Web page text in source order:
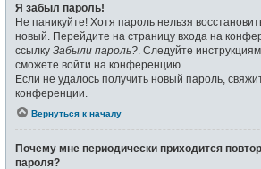
Я забыл пароль!
Не паникуйте! Хотя пароль нельзя
новый. Перейдите на страницу входа на
ссылку Забыли пароль? . Следуйте
сможете войти на конференцию.
Если не удалось получить новый пароль,
конференции.
Вернуться к началу
Почему мне периодически приходится
пароля?